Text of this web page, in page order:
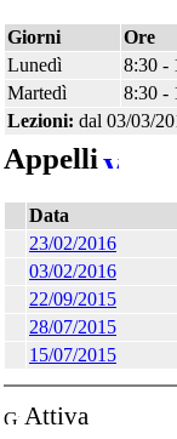
Giorni
Ore
Lunedì
8:30 -
Martedì
8:30 -
Lezioni: dal 03/03/
Appelli
Data
23/02/2016
03/02/2016
22/09/2015
28/07/2015
15/07/2015
Attiva